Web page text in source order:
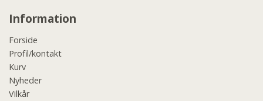
Information
Forside
Profil/kontakt
Kurv
Nyheder
Vilkår